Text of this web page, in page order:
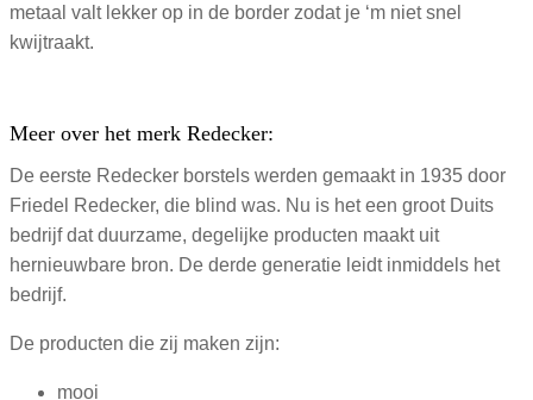
metaal valt lekker op in de border zodat je ‘m niet snel
kwijtraakt.
Meer over het merk Redecker:
De eerste Redecker borstels werden gemaakt in 1935 door
Friedel Redecker, die blind was. Nu is het een groot Duits
bedrijf dat duurzame, degelijke producten maakt uit
hernieuwbare bron. De derde generatie leidt inmiddels het
bedrijf.
De producten die zij maken zijn:
mooi